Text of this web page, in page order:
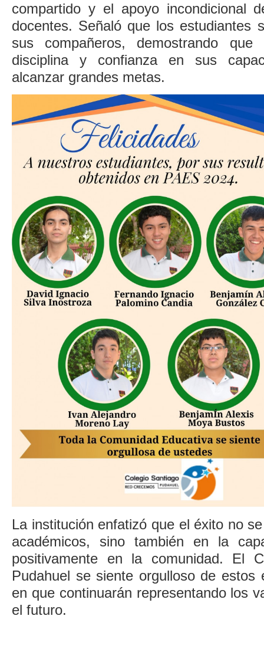
compartido y el apoyo incondicional
docentes. Señaló que los estudiantes
sus compañeros, demostrando que
disciplina y confianza en sus
alcanzar grandes metas.
La institución enfatizó que el éxito no
académicos, sino también en la
positivamente en la comunidad. El
Pudahuel se siente orgulloso de estos
en que continuarán representando los
el futuro.